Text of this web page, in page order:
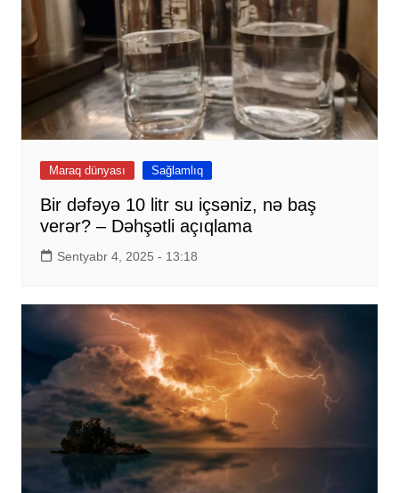
Maraq dünyası Sağlamlıq
Bir dəfəyə 10 litr su içsəniz, nə baş
verər? – Dəhşətli açıqlama
Sentyabr 4, 2025 - 13:18